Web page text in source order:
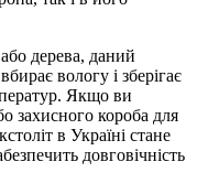
дерева, даний
вологу і зберігає
Якщо ви
захисного короба для
в Україні стане
довговічність